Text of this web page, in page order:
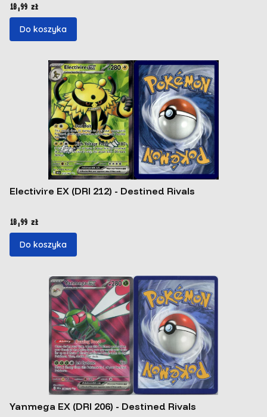
Cena
18,99 zł
Do koszyka
Electivire EX (DRI 212) - Destined Rivals
Cena
18,99 zł
Do koszyka
Yanmega EX (DRI 206) - Destined Rivals